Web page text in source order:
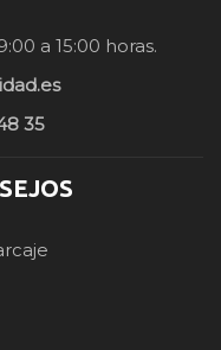
a 15:00 horas.
35